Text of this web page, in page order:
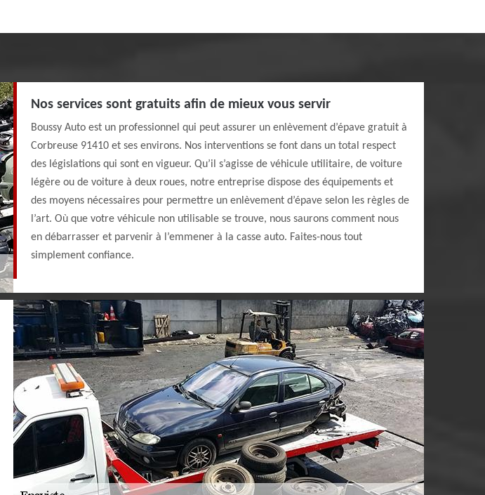
Nos services sont gratuits afin de mieux vous servir
Boussy Auto est un professionnel qui peut assurer un enlèvement d’épave gratuit à
Corbreuse 91410 et ses environs. Nos interventions se font dans un total respect
des législations qui sont en vigueur. Qu’il s’agisse de véhicule utilitaire, de voiture
légère ou de voiture à deux roues, notre entreprise dispose des équipements et
des moyens nécessaires pour permettre un enlèvement d’épave selon les règles de
l’art. Où que votre véhicule non utilisable se trouve, nous saurons comment nous
en débarrasser et parvenir à l’emmener à la casse auto. Faites-nous tout
simplement confiance.